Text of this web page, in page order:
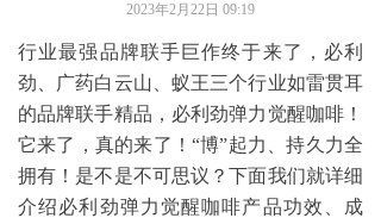
行业最强品牌联手巨作终于来了，必利
劲、广药白云山、蚁王三个行业如雷贯耳
的品牌联手精品，必利劲弹力觉醒咖啡！
它来了，真的来了！ “博”起力、持久力全
拥有！是不是不可思议？下面我们就详细
介绍必利劲弹力觉醒咖啡产品功效、成
2023年2月22日 09:19